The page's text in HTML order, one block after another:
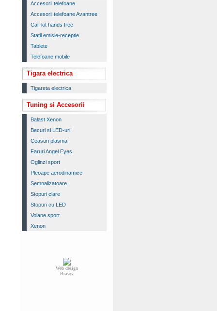
Accesorii telefoane
Accesorii telefoane Avantree
Car-kit hands free
Statii emisie-receptie
Tablete
Telefoane mobile
Tigara electrica
Tigareta electrica
Tuning si Accesorii
Balast Xenon
Becuri si LED-uri
Ceasuri plasma
Faruri Angel Eyes
Oglinzi sport
Pleoape aerodinamice
Semnalizatoare
Stopuri clare
Stopuri cu LED
Volane sport
Xenon
Web design
Brasov